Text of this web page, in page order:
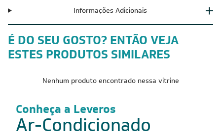
Informações Adicionais
É DO SEU GOSTO? ENTÃO VEJA
ESTES PRODUTOS SIMILARES
Nenhum produto encontrado nessa vitrine
Conheça a Leveros
Ar-Condicionado